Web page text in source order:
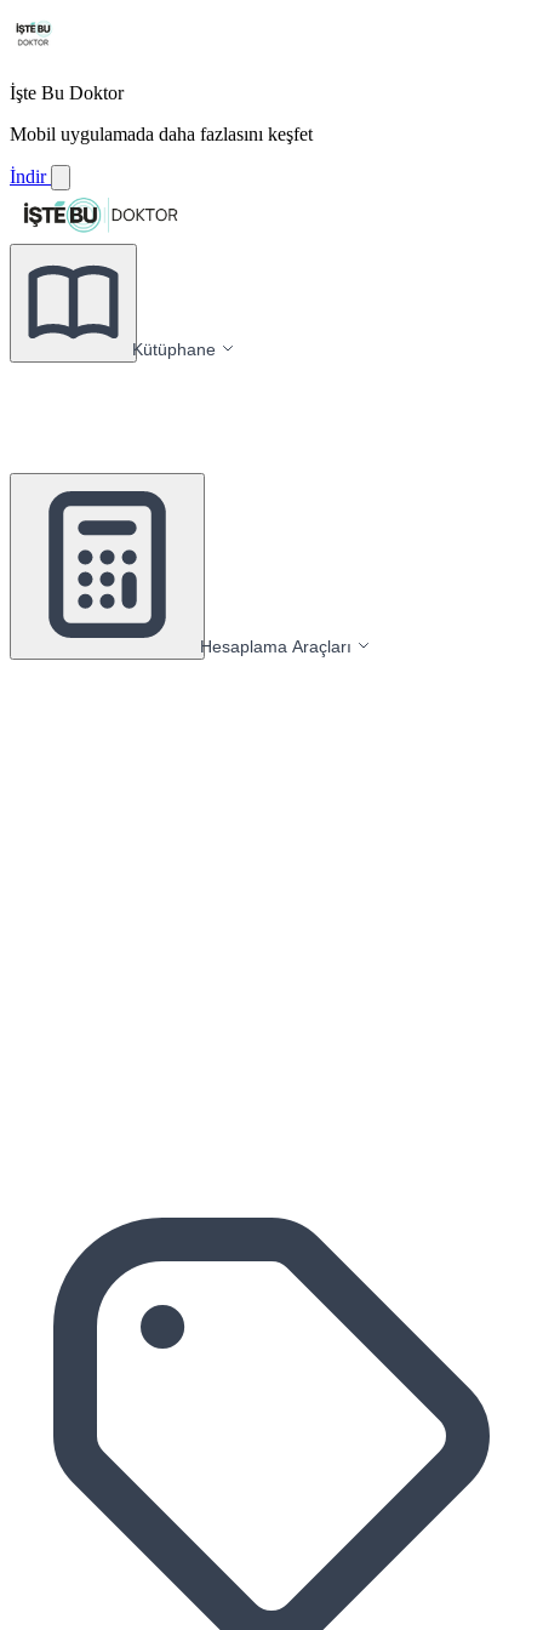
İşte Bu Doktor
Mobil uygulamada daha fazlasını keşfet
İndir
Kütüphane
Hesaplama Araçları